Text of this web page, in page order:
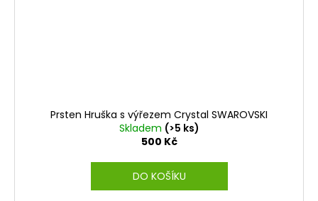
Prsten Hruška s výřezem Crystal SWAROVSKI
Skladem (>5 ks)
500 Kč
DO KOŠÍKU